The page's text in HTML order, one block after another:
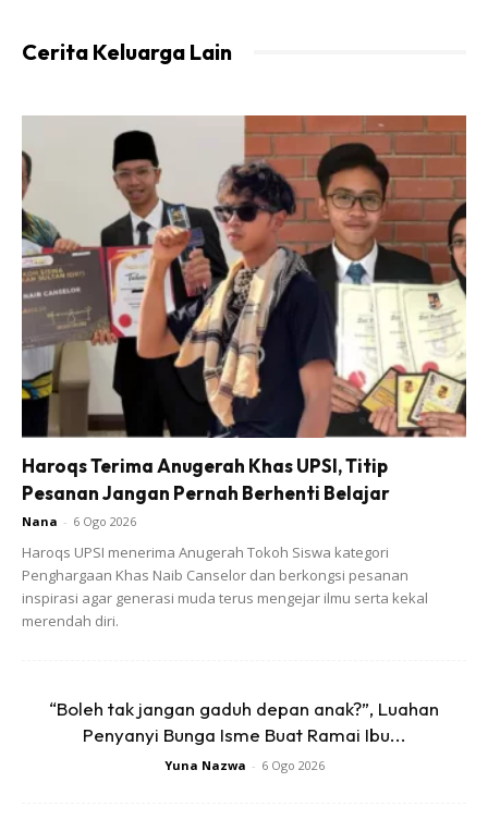
dipotong dan bawang goreng. Gaul-gaul biar sebati dan
cuba dulu siket cukup rasa dah ke belum kalau belum
5. Awak sumbat la ke dalam tauhu inti yang awak buat
tadi. Inti ke orang pangil eh lantak la wak ira pun tak tau
orang panggil apa.
6. Pukul 2 biji telur bersama secubit garam, celupkan
tauhu yang siap disumbat tadi dan goreng ke dalam
minyak yang panas.
Cerita Keluarga Lain
Haroqs Terima Anugerah Khas UPSI, Titip
Pesanan Jangan Pernah Berhenti Belajar
Nana - 6 Ogo 2026
Haroqs UPSI menerima Anugerah Tokoh Siswa kategori
Penghargaan Khas Naib Canselor dan berkongsi pesanan
inspirasi agar generasi muda terus mengejar ilmu serta kekal
merendah diri.
“Boleh tak jangan gaduh depan anak?”, Luahan
Penyanyi Bunga Isme Buat Ramai Ibu...
Yuna Nazwa - 6 Ogo 2026